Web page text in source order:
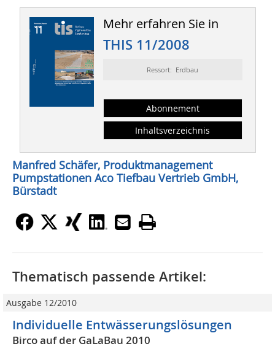
Mehr erfahren Sie in
THIS 11/2008
Ressort: Erdbau
Abonnement
Inhaltsverzeichnis
Manfred Schäfer, Produktmanagement
Pumpstationen Aco Tiefbau Vertrieb GmbH,
Bürstadt
Thematisch passende Artikel:
Ausgabe 12/2010
Individuelle Entwässerungslösungen
Birco auf der GaLaBau 2010